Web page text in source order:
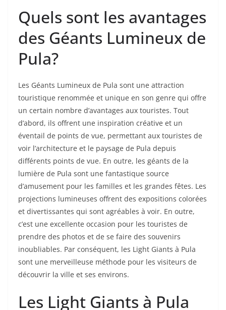
Quels sont les avantages
des Géants Lumineux de
Pula?
Les Géants Lumineux de Pula sont une attraction
touristique renommée et unique en son genre qui offre
un certain nombre d’avantages aux touristes. Tout
d’abord, ils offrent une inspiration créative et un
éventail de points de vue, permettant aux touristes de
voir l’architecture et le paysage de Pula depuis
différents points de vue. En outre, les géants de la
lumière de Pula sont une fantastique source
d’amusement pour les familles et les grandes fêtes. Les
projections lumineuses offrent des expositions colorées
et divertissantes qui sont agréables à voir. En outre,
c’est une excellente occasion pour les touristes de
prendre des photos et de se faire des souvenirs
inoubliables. Par conséquent, les Light Giants à Pula
sont une merveilleuse méthode pour les visiteurs de
découvrir la ville et ses environs.
Les Light Giants à Pula